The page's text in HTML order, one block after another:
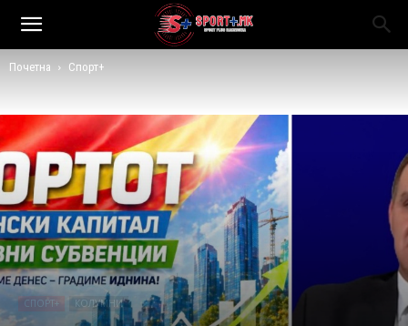
Почетна Спорт+
СПОРТ+ КОЛУМНИ